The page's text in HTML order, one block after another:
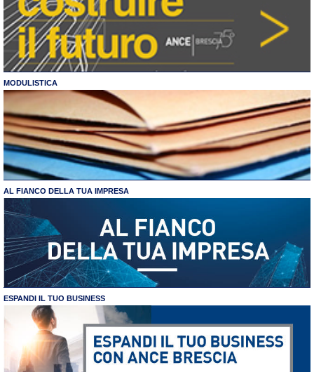
MODULISTICA
AL FIANCO DELLA TUA IMPRESA
ESPANDI IL TUO BUSINESS